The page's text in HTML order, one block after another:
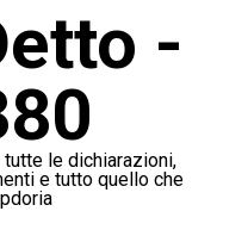
-
le dichiarazioni,
e tutto quello che